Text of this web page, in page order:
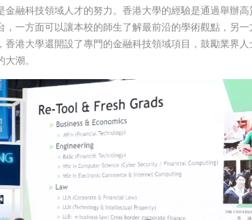
融科技領域人才的努力。香港大學的經驗是通過舉辦
一方面可以讓本校的師生了解最前沿的學術觀點，另
港大學還開設了專門的金融科技領域項目，鼓勵業界
潮。